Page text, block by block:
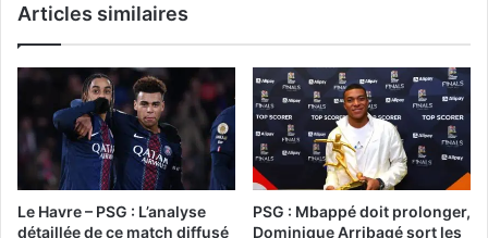
Articles similaires
Le Havre – PSG : L’analyse
détaillée de ce match diffusé
PSG : Mbappé doit prolonger,
Dominique Arribagé sort les